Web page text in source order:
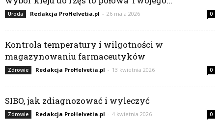
Uroda Redakcja ProHelvetia.pl - 26 maja 2026 0
Kontrola temperatury i wilgotności w
magazynowaniu farmaceutyków
Zdrowie Redakcja ProHelvetia.pl - 13 kwietnia 2026 0
SIBO, jak zdiagnozować i wyleczyć
Zdrowie Redakcja ProHelvetia.pl - 4 kwietnia 2026 0